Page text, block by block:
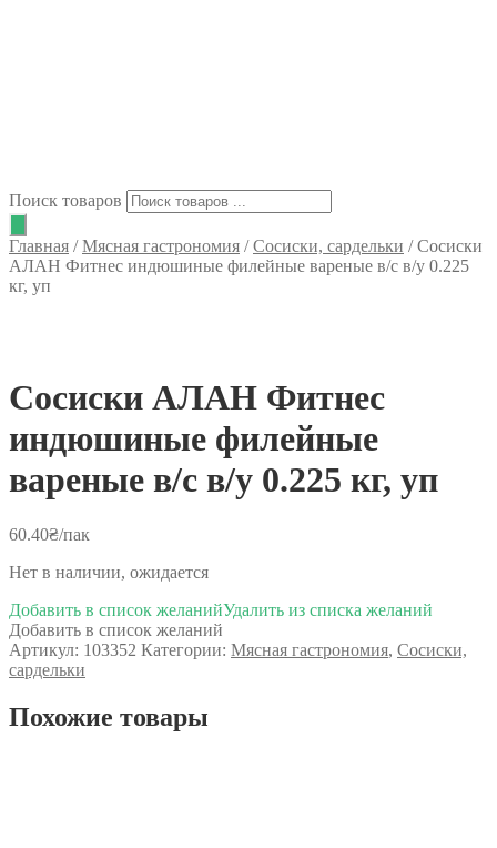
Поиск товаров
Главная /Мясная гастрономия /Сосиски, сардельки /Сосиски
АЛАН Фитнес индюшиные филейные вареные в/с в/у 0.225
кг, уп
Сосиски АЛАН Фитнес
индюшиные филейные
вареные в/с в/у 0.225 кг, уп
60.40₴/пак
Нет в наличии, ожидается
Добавить в список желанийУдалить из списка желаний
Добавить в список желаний
Артикул: 103352 Категории: Мясная гастрономия, Сосиски,
сардельки
Похожие товары